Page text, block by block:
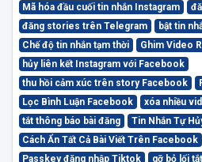
Mã hóa đầu cuối tin nhắn Instagram
đăng stories trên Telegram
bật tin
Chế độ tin nhắn tạm thời
Ghim Video
hủy liên kết Instagram với Facebook
thu hồi cảm xúc trên story Facebook
Lọc Bình Luận Facebook
xóa nhiều
tắt thông báo bài đăng
Tin Nhắn Tự
Cách Ẩn Tất Cả Bài Viết Trên Facebook
Passkey đăng nhập Tiktok
gỡ bỏ lối